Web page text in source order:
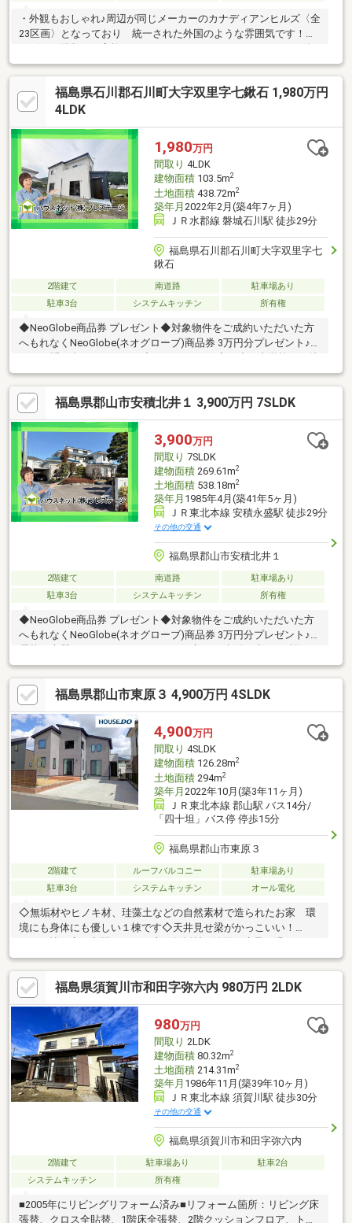
・外観もおしゃれ♪周辺が同じメーカーのカナディアンヒルズ〈全
23区画〉となっており 統一された外国のような雰囲気です！・
リビング階段で、家族とのコミュニケーションもバッチリ！・各
お部屋のアクセントクロスがイイ感じ♪気分が上がります♪ クロ
ーゼット内の隠れアクセントクロスにも注目です！・ウッドデッ
キはリビングの延長として、ランチを楽しんだり 夏はお子さん
のプール遊びにと大活躍♪・食器洗浄乾燥機完備！時短して家族の
立ちます！・敷地広々74坪！お車は4台駐車可能です・小学校
は、周辺7校が選択可能！
福島県石川郡石川町大字双里字七鍬石 1,980万円
4LDK
1,980万円
間取り 4LDK
建物面積103.5m2
土地面積438.72m2
築年月 2022年2月(築4年7ヶ月)
ＪＲ水郡線 磐城石川駅 徒歩29分
福島県石川郡石川町大字双里字七
鍬石
2階建て 南道路
駐車場あり
駐車3台
システムキッチン 所有権
◆NeoGlobe商品券 プレゼント◆対象物件をご成約いただいた方
へもれなくNeoGlobe(ネオグローブ)商品券 3万円分プレゼント♪詳
歩5分でお子様の通学も安心・敷地約132坪のゆとりある住まい・
未入居物件につき室内大変きれいです・広い敷地なのでお車の複
数台所有も来客時も安心・そのまま新生活をスタートできる住ま
い・リオン・ドール石川店まで徒歩5分で毎日の買い物便利◆周
辺環境◆・石川小学校 徒歩約5分・石川中学校 徒歩約4分◆弊
社の強み◆・経験豊富な弊社スタッフがご購入のサポートを致し
ます
福島県郡山市安積北井１ 3,900万円 7SLDK
3,900万円
間取り 7SLDK
建物面積269.61m2
土地面積538.18m2
築年月 1985年4月(築41年5ヶ月)
ＪＲ東北本線 安積永盛駅 徒歩29分
その他の交通
福島県郡山市安積北井１
2階建て 南道路
駐車場あり
駐車3台
システムキッチン 所有権
◆NeoGlobe商品券 プレゼント◆対象物件をご成約いただいた方
へもれなくNeoGlobe(ネオグローブ)商品券 3万円分プレゼント♪お
スタッフまでお問い合わせください♪◆おススメPoint！◆・敷地
162坪・建物81坪 ゆとりの大型邸宅・7LDK＋3S＋地下室の贅沢
な間取り (1階:3LDK＋S／2階:4＋2S／地下室付き)・納戸2室・
書斎1室で多彩な用途に対応・トイレは全部で3ヶ所・ご家族が多
い世帯や二世帯住宅としてもご検討ください◆周辺環境◆・安積
第一小学校 徒歩約13分・安積中学校 徒歩約14分
福島県郡山市東原３ 4,900万円 4SLDK
4,900万円
間取り 4SLDK
建物面積126.28m2
土地面積294m2
築年月 2022年10月(築3年11ヶ月)
ＪＲ東北本線 郡山駅 バス14分/
「四十坦」バス停 停歩15分
福島県郡山市東原３
2階建て ルーフバルコニー
駐車場あり
駐車3台
システムキッチン オール電化
◇無垢材やヒノキ材、珪藻土などの自然素材で造られたお家 環
境にも身体にも優しい１棟です◇天井見せ梁がかっこいい！
くなる心地良いリビング♪◇独立洗面スペースは造作洗面台でオ
シャレな造り。 ２Fにも洗面化粧台があり朝の渋滞緩和も◎◇
ランドリールームで洗う→干す→しまうが完結。◇2Fはそれぞれ
のお部屋にアクセントクロス。個性を活かせる空間◇お天気のい
い日には、タイルテラスでランチ♪ 汚れても洗い流せるタイルは
お手入れもしやすい♪◇敷地広々約８８坪！P4台！◇ザ・ビック
喜久田店徒歩４分！スーパーやコンビニも充実！
福島県須賀川市和田字弥六内 980万円 2LDK
980万円
間取り 2LDK
建物面積80.32m2
土地面積214.31m2
築年月 1986年11月(築39年10ヶ月)
ＪＲ東北本線 須賀川駅 徒歩30分
その他の交通
福島県須賀川市和田字弥六内
2階建て 駐車場あり
駐車2台
システムキッチン
所有権
■2005年にリビングリフォーム済み■リフォーム箇所：リビング床
張替、クロス全貼替、1階床全張替、2階クッションフロア、トイ